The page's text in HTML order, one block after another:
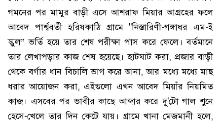
গমনের পর মামুর বাড়ী এসে আশরাফ মিয়ার আগ্রহের ফলে
আবেদ পার্শ্ববর্তী হরিষকাঠি গ্রামে "নিস্তারিণী-গঙ্গাধর এম-ই
স্কুল” ভর্তি হয়ে তার শেষ পরীক্ষা পাস করে ফেলে। বর্তমানে
তার লেখাপড়ার কাজ শেষ হয়েছে। হাটঘাট করা, প্রজার বাড়ী
থেকে বর্গার ধান বিচালি ভাগ করে আনা, আর মধ্যে মধ্যে মাছ
ধরার আয়োজন করা, এইগুলো এখন আবেদ মিয়াঁর নিয়মিত
কাজ। এসবের পর ভাবীর কাছে আব্দার করে দু'টো গাল শুনে
হেসে-খেলে তার দিন কেটে যায়। গ্রামে খানা মেজমানী হলে,